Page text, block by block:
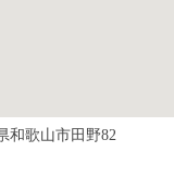
和歌山市田野82